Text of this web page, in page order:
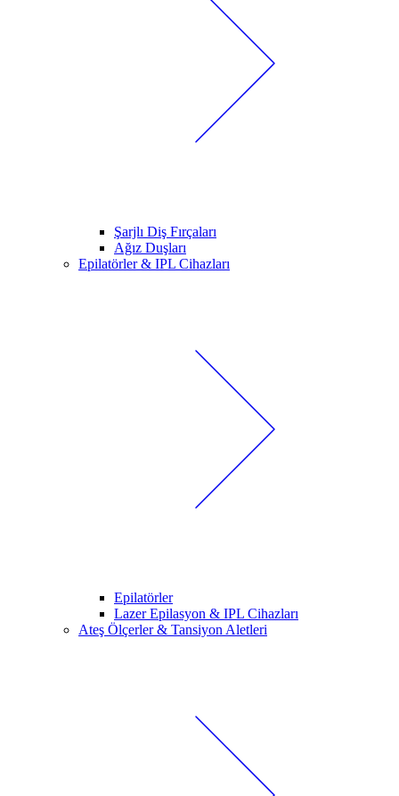
Şarjlı Diş Fırçaları
Ağız Duşları
Epilatörler & IPL Cihazları
Epilatörler
Lazer Epilasyon & IPL Cihazları
Ateş Ölçerler & Tansiyon Aletleri